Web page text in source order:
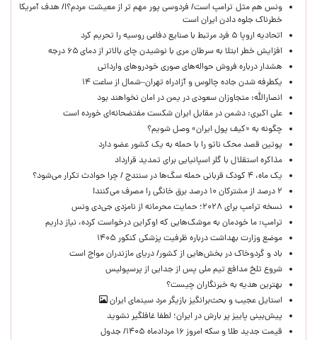
ونس هم مثل ترامپ است/ فردوسی پور مهم تر از معیشت مردم؟!/ هدف آمریکا
خطرناک جلوه دادن ایران است
اتحادیه اروپا ۵ فرد مرتبط با صنایع دفاعی روسیه را تحریم کرد
افزایش خطر ابتلا به سرطان مری با نوشیدن چای بالاتر از دمای ۶۵ درجه
هشدار درباره فروش حواله‌های صوری خودروهای وارداتی
یکطرفه شدن جاده چالوس و آزادراه تهران–شمال از ساعت ۱۴
انصارالله: متجاوزان سعودی در یمن در امان نخواهند بود
علی اکبری: دشمن در مقابل ایران شکست مفتضحانه‌ای خورده است
چگونه به «کیف پول ایران» وصل شویم؟
پوتین قصد محک ناتو را با حمله به یک کشور عضو دارد
مذاکره استقلال با گلر اسپانیایی برای تمدید قرارداد
یک ماه، ۴ کودک قربانی حمله سگ‌ها در سنندج / چرا حوادث تکرار می‌شود؟
۲ درصد از مشترکان ۱۰ درصد برق خانگی را مصرف می‌کنند!
نسخه ترامپ برای ۲۰۲۸؛ حمایت محرمانه از نامزدی جی‌دی ونس
ترامپ: ما خودمان به موشک‌هایی که اوکراین درخواست کرده، نیاز داریم
موضع وزارت بهداشت درباره ظرفیت پزشکی کنکور ۱۴۰۵
باد و گردوخاک در بخش‌هایی از کشور/ دریای مازندران مواج است
شروع تلخ مدافع تیم ملی پس از جدایی از پرسپولیس
بهترین هدیه به خبرنگاران چیست؟
استایل عجیب و بحث‌برانگیز بازیگر مرد سینمای ایران
پیش‌بینی پاییز پر بارش در ایران؛ لطفا غافلگیر نشوید
قیمت جدید طلا و سکه امروز ۱۶ مردادماه ۱۴۰۵/ جدول